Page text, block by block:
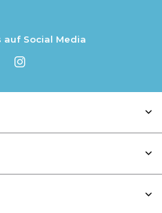
auf Social Media